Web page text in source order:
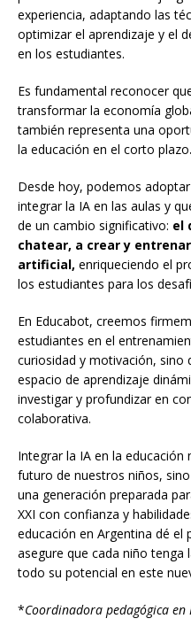
experiencia, adaptando las
optimizar el aprendizaje y el
en los estudiantes.
Es fundamental reconocer
transformar la economía
también representa una
la educación en el corto plazo.
Desde hoy, podemos
integrar la IA en las aulas y
de un cambio significativo: el
chatear, a crear y
artificial, enriqueciendo el
los estudiantes para los
En Educabot, creemos
estudiantes en el
curiosidad y motivación, sino
espacio de aprendizaje
investigar y profundizar en
colaborativa.
Integrar la IA en la educación
futuro de nuestros niños,
una generación preparada
XXI con confianza y
educación en Argentina dé el
asegure que cada niño
todo su potencial en este
*Coordinadora pedagógica en